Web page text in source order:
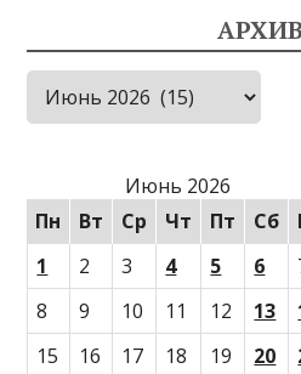
Архивы
Июнь 2026
Пн
Вт Ср Чт Пт Сб
1
2 3 4 5 6
8
9 10 11 12 13
15
16 17 18 19 20